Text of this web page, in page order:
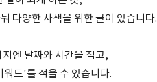
다양한 사색을 위한 글이 있습니다.
엔 날짜와 시간을 적고,
드'를 적을 수 있습니다.